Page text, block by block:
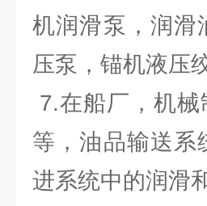
机润滑泵，润滑
压泵，锚机液压
7.在船厂，机
等，油品输送系
进系统中的润滑